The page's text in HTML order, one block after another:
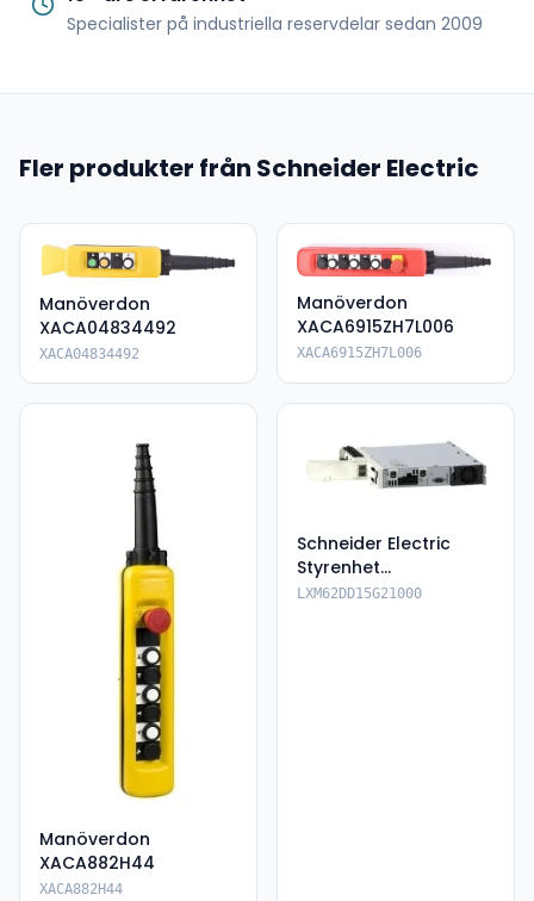
Specialister på industriella reservdelar sedan 2009
Fler produkter från Schneider Electric
Manöverdon
XACA04834492
XACA04834492
Manöverdon
XACA6915ZH7L006
XACA6915ZH7L006
Manöverdon
XACA882H44
XACA882H44
Schneider Electric
Styrenhet
LXM62DD15G21000
LXM62DD15G21000